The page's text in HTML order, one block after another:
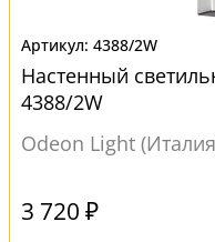
4388/2W
Настенный
4388/2W
Odeon Light
3 720 ₽